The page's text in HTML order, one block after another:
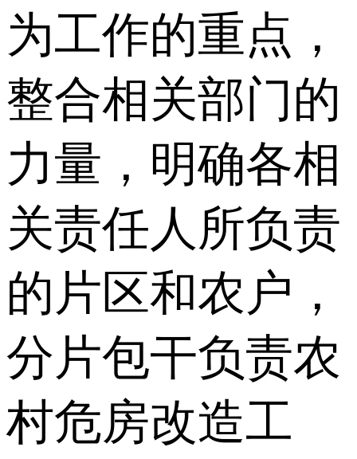
为工作的重点，
整合相关部门的
力量，明确各相
关责任人所负责
的片区和农户，
分片包干负责农
村危房改造工